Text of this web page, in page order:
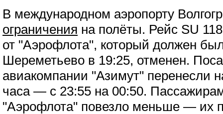
В международном аэропорту
ограничения на полёты. Рейс SU
от "Аэрофлота", который должен
Шереметьево в 19:25, отменен.
авиакомпании "Азимут" перенесли
часа — с 23:55 на 00:50.
"Аэрофлота" повезло меньше — их